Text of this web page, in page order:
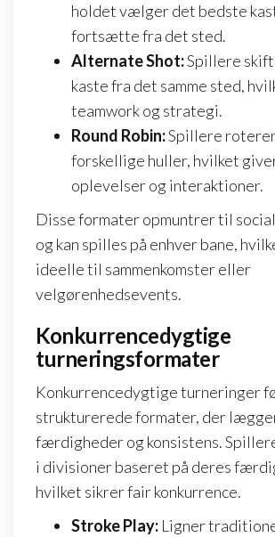
holdet vælger det bedste
fortsætte fra det sted.
Alternate Shot:Spillere
kaste fra det samme sted,
teamwork og strategi.
Round Robin:Spillere
forskellige huller, hvilket
oplevelser og interaktioner.
Disse formater opmuntrer til
og kan spilles på enhver bane,
ideelle til sammenkomster eller
velgørenhedsevents.
Konkurrencedygtige
turneringsformater
Konkurrencedygtige turneringer
strukturerede formater, der
færdigheder og konsistens.
i divisioner baseret på deres
hvilket sikrer fair konkurrence.
Stroke Play: Ligner